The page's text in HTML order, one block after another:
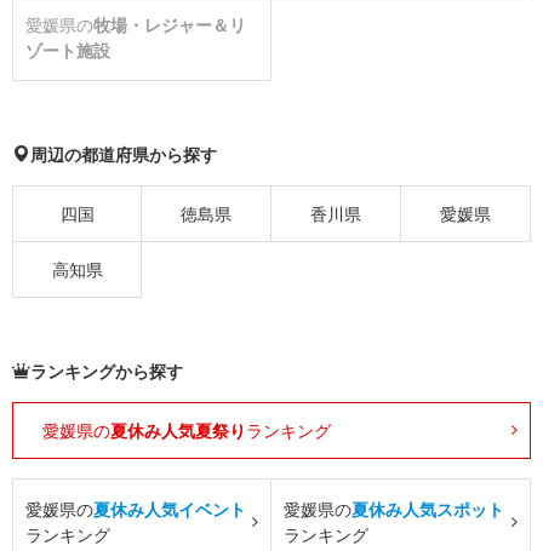
愛媛県の牧場・レジャー＆リ
ゾート施設
周辺の都道府県から探す
四国 徳島県 香川県 愛媛県
高知県
ランキングから探す
愛媛県の夏休み人気夏祭り ランキング
愛媛県の夏休み人気イベント
ランキング
愛媛県の夏休み人気スポット
ランキング